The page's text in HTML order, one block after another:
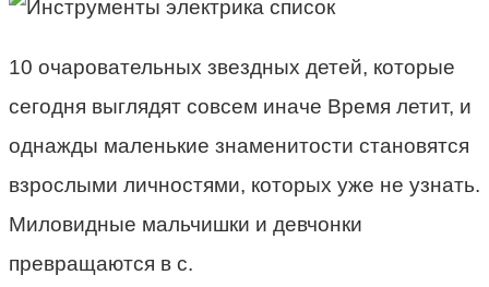
10 очаровательных звездных детей, которые
сегодня выглядят совсем иначе Время летит, и
однажды маленькие знаменитости становятся
взрослыми личностями, которых уже не узнать.
Миловидные мальчишки и девчонки
превращаются в с.